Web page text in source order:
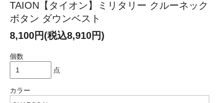
TAION【タイオン】ミリタリー クルーネック
ボタン ダウンベスト
8,100円(税込8,910円)
個数
点
カラー